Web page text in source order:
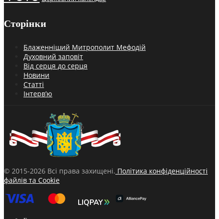
Сторінки
Блаженніший Митрополит Мефодій
Духовний заповіт
Від серця до серця
Новини
Статті
Інтерв’ю
© 2015-2026 Всі права захищені. Політика конфіденційності
файлів та Cookie